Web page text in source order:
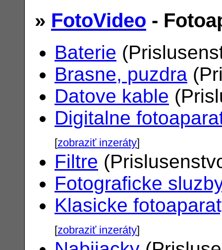
» FotoVideo -
Baterie
Brasne, puzdra
Datove kable
Digitalne
[zobraziť inzeráty]
Filtre
Fotograficke
Klasicke
[zobraziť inzeráty]